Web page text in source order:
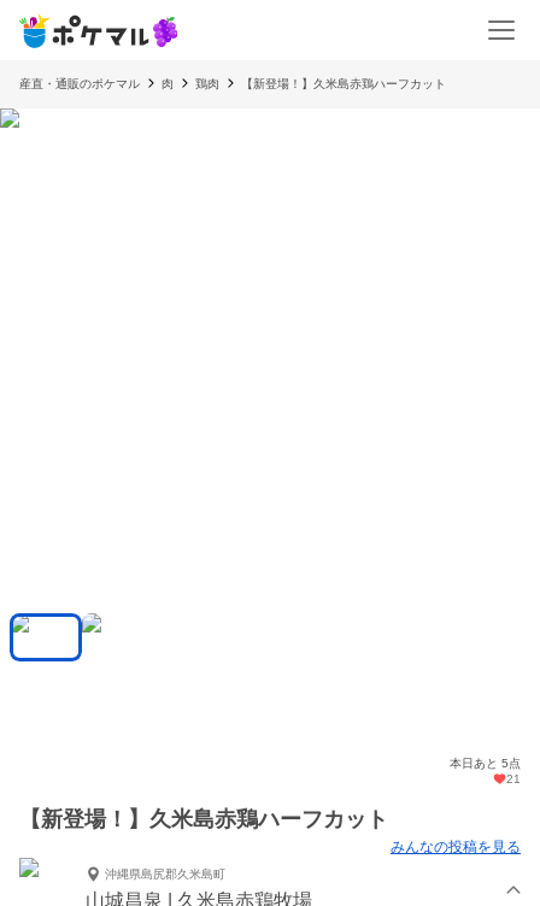
産直・通販のポケマル 肉 鶏肉 【新登場！】久米島赤鶏ハーフカット
本日あと 5点
21
【新登場！】久米島赤鶏ハーフカット
みんなの投稿を見る
沖縄県島尻郡久米島町
山城昌泉 | 久米島赤鶏牧場